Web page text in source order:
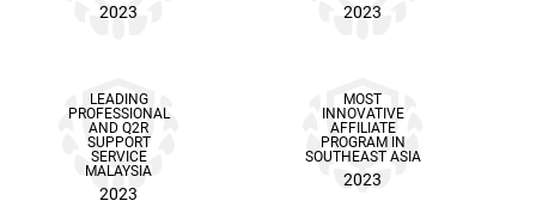
2023 2023
LEADING
PROFESSIONAL
AND Q2R
SUPPORT
SERVICE
MALAYSIA
2023
MOST
INNOVATIVE
AFFILIATE
PROGRAM IN
SOUTHEAST ASIA
2023